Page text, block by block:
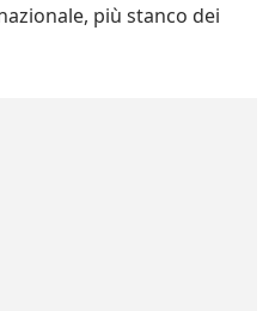
più stanco dei